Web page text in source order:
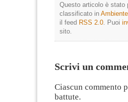
Questo articolo è stato
classificato in Ambiente
il feed RSS 2.0 . Puoi
sito.
Scrivi un
Ciascun commento
battute.